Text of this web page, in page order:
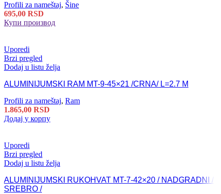
Profili za nameštaj, Šine
695,00 RSD
Купи производ
Uporedi
Brzi pregled
Dodaj u listu želja
ALUMINIJUMSKI RAM MT-9-45×21 /CRNA/ L=2.7 M
Profili za nameštaj, Ram
1.865,00 RSD
Додај у корпу
Uporedi
Brzi pregled
Dodaj u listu želja
ALUMINIJUMSKI RUKOHVAT MT-7-42×20 / NADGRADNI /
SREBRO /